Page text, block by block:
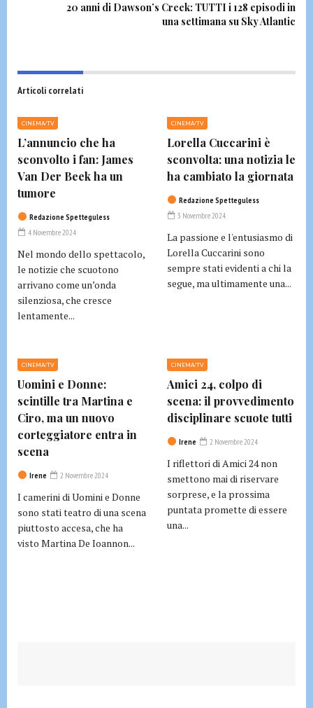
20 anni di Dawson’s Creek: TUTTI i 128 episodi in
una settimana su Sky Atlantic
Articoli correlati
CINEMA/TV
L’annuncio che ha
sconvolto i fan: James
Van Der Beek ha un
tumore
Redazione Spetteguless
4 Novembre 2024
Nel mondo dello spettacolo,
le notizie che scuotono
arrivano come un’onda
silenziosa, che cresce
lentamente...
CINEMA/TV
Lorella Cuccarini è
sconvolta: una notizia le
ha cambiato la giornata
Redazione Spetteguless
3 Novembre 2024
La passione e l'entusiasmo di
Lorella Cuccarini sono
sempre stati evidenti a chi la
segue, ma ultimamente una...
CINEMA/TV
Uomini e Donne:
scintille tra Martina e
Ciro, ma un nuovo
corteggiatore entra in
scena
Irene 2 Novembre 2024
I camerini di Uomini e Donne
sono stati teatro di una scena
piuttosto accesa, che ha
visto Martina De Ioannon...
CINEMA/TV
Amici 24, colpo di
scena: il provvedimento
disciplinare scuote tutti
Irene 2 Novembre 2024
I riflettori di Amici 24 non
smettono mai di riservare
sorprese, e la prossima
puntata promette di essere
una...